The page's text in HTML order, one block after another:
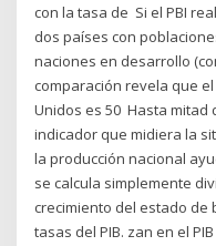
con la tasa de Si el PBI
dos países con
naciones en desarrollo
comparación revela que
Unidos es 50 Hasta mitad
indicador que midiera la
la producción nacional
se calcula simplemente
crecimiento del estado de
tasas del PIB. zan en el